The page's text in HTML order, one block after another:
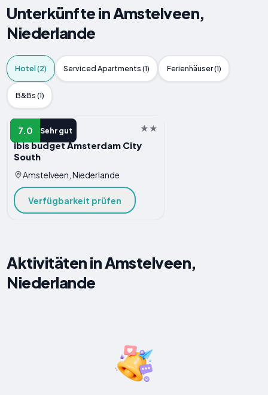
Unterkünfte in Amstelveen,
Niederlande
Hotel (2) Serviced Apartments (1) Ferienhäuser (1)
B&Bs (1)
7.0 Sehr gut
HOTELS
ibis budget Amsterdam City
South
Amstelveen, Niederlande
Verfügbarkeit prüfen
Aktivitäten in Amstelveen,
Niederlande